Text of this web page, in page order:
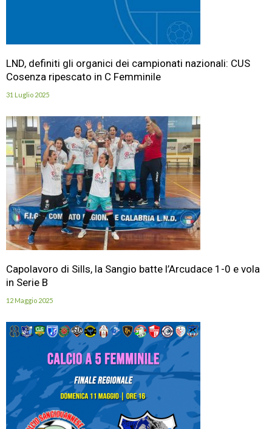
LND, definiti gli organici dei campionati nazionali: CUS
Cosenza ripescato in C Femminile
31 Luglio 2025
Capolavoro di Sills, la Sangio batte l’Arcudace 1-0 e vola
in Serie B
12 Maggio 2025